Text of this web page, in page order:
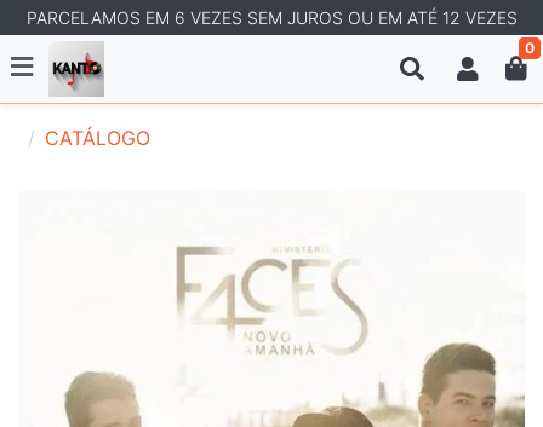
PARCELAMOS EM 6 VEZES SEM JUROS OU EM ATÉ 12 VEZES
0
CATÁLOGO